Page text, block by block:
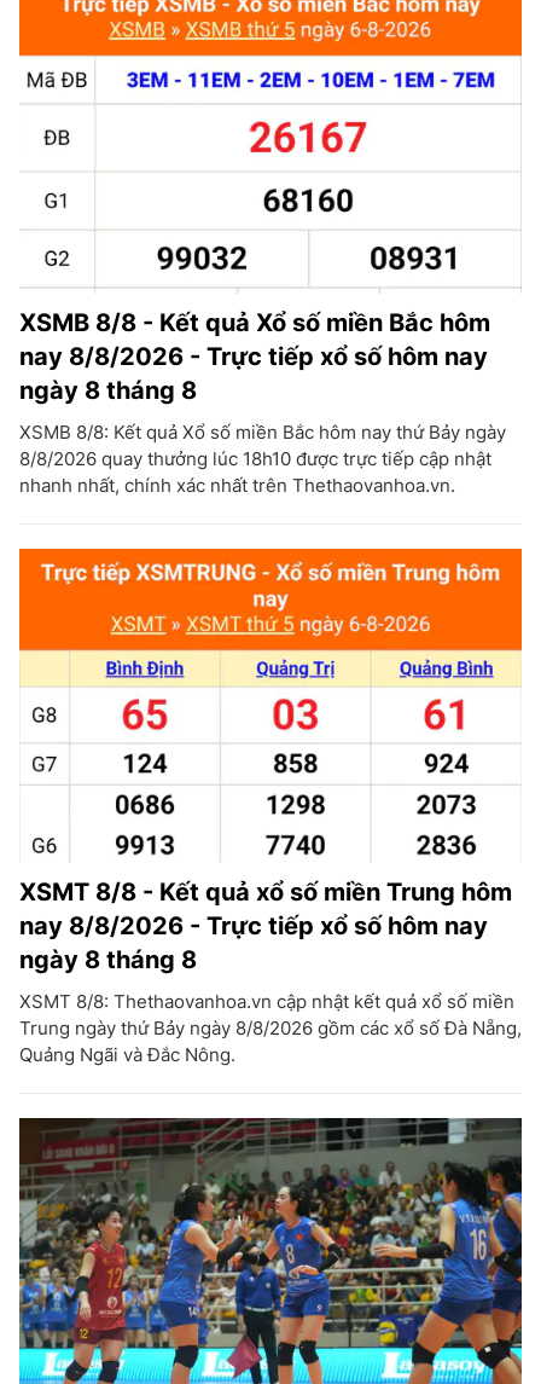
XSMB 8/8 - Kết quả Xổ số miền Bắc hôm
nay 8/8/2026 - Trực tiếp xổ số hôm nay
ngày 8 tháng 8
XSMB 8/8: Kết quả Xổ số miền Bắc hôm nay thứ Bảy ngày
8/8/2026 quay thưởng lúc 18h10 được trực tiếp cập nhật
nhanh nhất, chính xác nhất trên Thethaovanhoa.vn.
XSMT 8/8 - Kết quả xổ số miền Trung hôm
nay 8/8/2026 - Trực tiếp xổ số hôm nay
ngày 8 tháng 8
XSMT 8/8: Thethaovanhoa.vn cập nhật kết quả xổ số miền
Trung ngày thứ Bảy ngày 8/8/2026 gồm các xổ số Đà Nẵng,
Quảng Ngãi và Đắc Nông.